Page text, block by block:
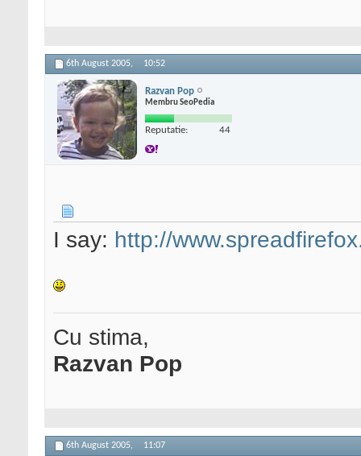
6th August 2005, 10:52
Razvan Pop
Membru SeoPedia
Reputatie: 44
I say: http://
Cu stima,
Razvan Pop
6th August 2005, 11:07